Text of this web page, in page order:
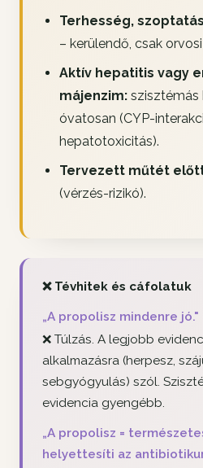
Terhesség,
– kerülendő, csak
Aktív hepatitis vagy
májenzim:szisztémás
óvatosan (CYP-
hepatotoxicitás).
Tervezett műtét
(vérzés-rizikó).
❌ Tévhitek és cáfolatuk
„A propolisz mindenre jó."
❌ Túlzás. A legjobb
alkalmazásra (herpesz,
sebgyógyulás) szól.
evidencia gyengébb.
„A propolisz =
helyettesíti az